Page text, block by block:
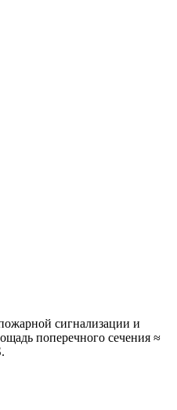
сигнализации и
поперечного сечения ≈